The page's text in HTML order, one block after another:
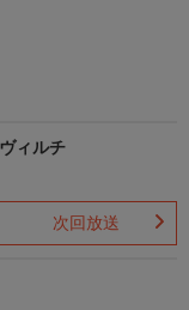
ィルチ
次回放送